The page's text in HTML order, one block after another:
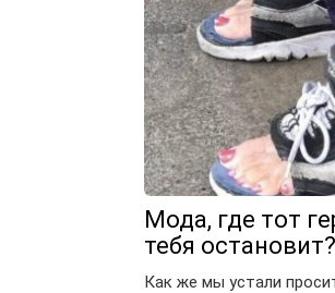
Мода, где тот
тебя
Как же мы устали